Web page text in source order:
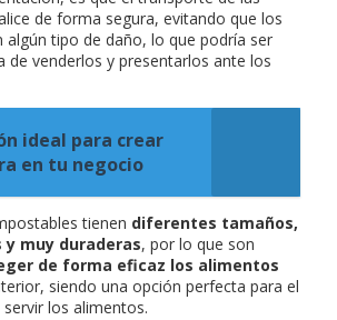
de forma segura, evitando que los
algún tipo de daño, lo que podría ser
de venderlos y presentarlos ante los
ideal para crear
en tu negocio
tienen diferentes tamaños,
muy duraderas, por lo que son
de forma eficaz los alimentos
siendo una opción perfecta para el
los alimentos.